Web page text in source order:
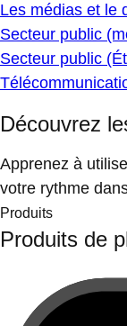
Les médias et le
Secteur public
Secteur public
Découvrez
Apprenez à
votre rythme
Produits
Produits de